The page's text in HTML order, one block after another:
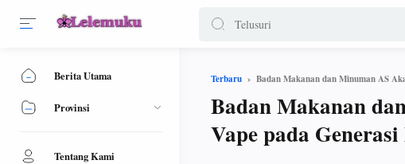
Terbaru Badan Makanan dan Minuman AS
Badan Makanan
Vape pada
Berita Utama
Provinsi
Tentang Kami